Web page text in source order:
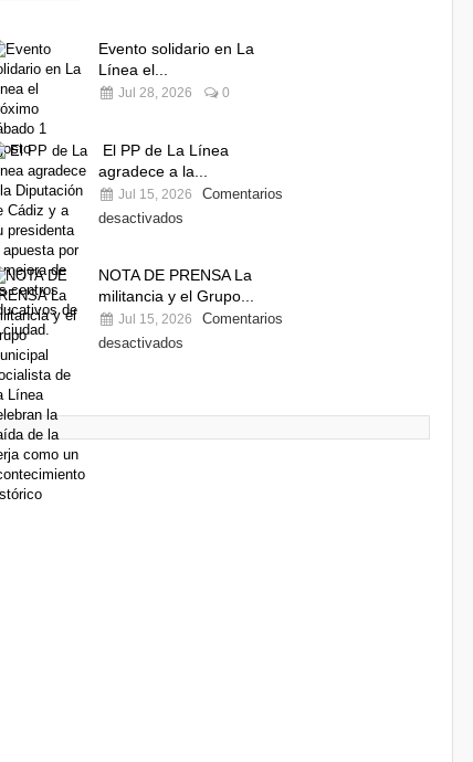
Evento solidario en La
Línea el...
Jul 28, 2026 0
El PP de La Línea
agradece a la...
Jul 15, 2026
Comentarios
desactivados
NOTA DE PRENSA La
militancia y el Grupo...
Jul 15, 2026
Comentarios
desactivados